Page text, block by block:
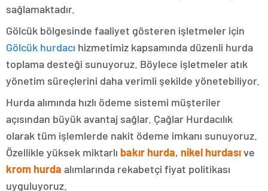
sağlamaktadır.
Gölcük bölgesinde faaliyet gösteren işletmeler için
Gölcük hurdacı hizmetimiz kapsamında düzenli hurda
toplama desteği sunuyoruz. Böylece işletmeler atık
yönetim süreçlerini daha verimli şekilde yönetebiliyor.
Hurda alımında hızlı ödeme sistemi müşteriler
açısından büyük avantaj sağlar. Çağlar Hurdacılık
olarak tüm işlemlerde nakit ödeme imkanı sunuyoruz.
Özellikle yüksek miktarlı bakır hurda, nikel hurdasıve
krom hurda alımlarında rekabetçi fiyat politikası
uyguluyoruz.